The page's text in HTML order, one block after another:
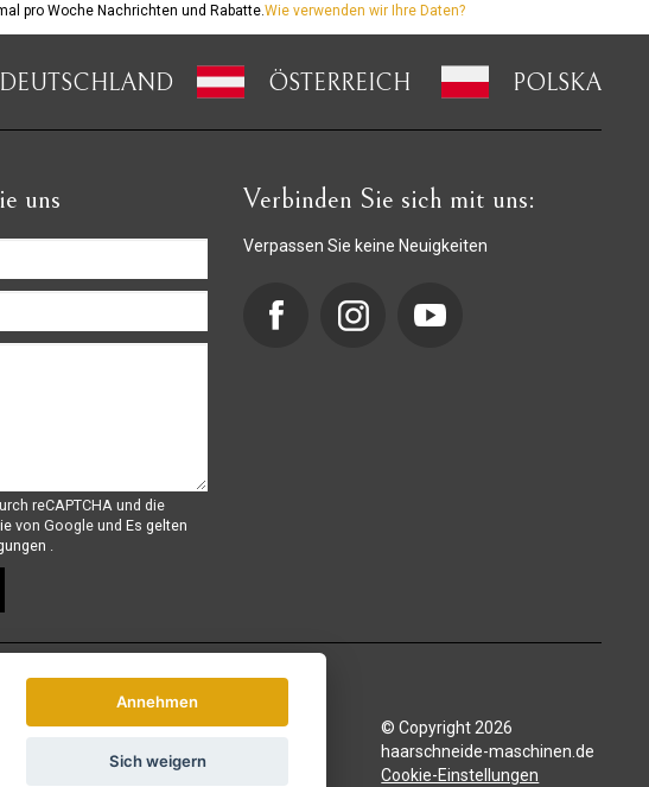
pro Woche Nachrichten und Rabatte.Wie verwenden wir Ihre Daten?
DEUTSCHLAND ÖSTERREICH POLSKA
uns
reCAPTCHA und die
von Google und Es gelten
.
Verbinden Sie sich mit uns:
Verpassen Sie keine Neuigkeiten
© Copyright 2026
haarschneide-maschinen.de
Cookie-Einstellungen
Annehmen
Sich weigern